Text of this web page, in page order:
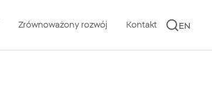
Zrównoważony rozwój Kontakt EN